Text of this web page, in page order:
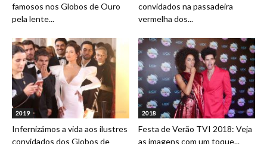
famosos nos Globos de Ouro
pela lente...
convidados na passadeira
vermelha dos...
2019
Infernizámos a vida aos ilustres
convidados dos Globos de
2018
Festa de Verão TVI 2018: Veja
as imagens com um toque...